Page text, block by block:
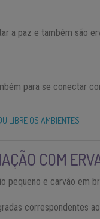
a paz e também são
para se conectar
OS AMBIENTES
COM
pequeno e carvão em
correspondentes